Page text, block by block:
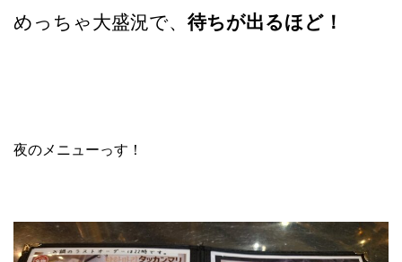
めっちゃ大盛況で、 待ちが出るほど！
夜のメニューっす！